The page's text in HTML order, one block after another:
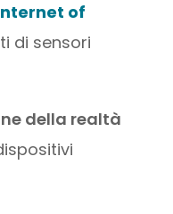
of
di sensori
della realtà